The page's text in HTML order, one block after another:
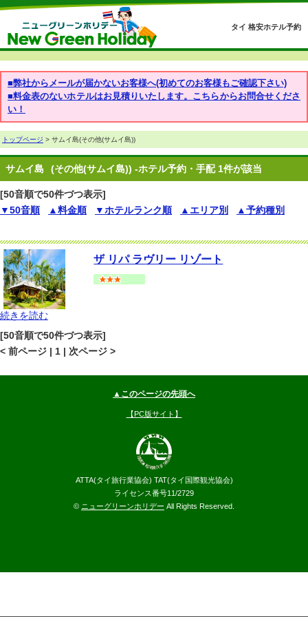
タイ 格安ホテル予約
■弊社からメールが届かないお客様へ(初めてのお客様もご確認下さい)
■料金表のないホテルはお見積りいたします。こちらからお問合せくださ
い！
トップページ > サムイ島(その他(サムイ島))
サムイ島 (その他(サムイ島)) -ホテル予約・手配 1件が該当
[50音順で50件づつ表示]
▼50音順
▲料金順 ▼ホテルランク順 ▲エリア別 ▲予約種別
ザ リパ ラヴリー リゾート
続きを読む
[50音順で50件づつ表示]
< 前ページ | 1 | 次ページ >
▲このページの先頭へ
【PC版サイト】
ATTA(タイ旅行業協会) TAT(タイ国際観光協会)
ライセンス番号11/2729
© ニューグリーンホリデー All Rights Reserved.